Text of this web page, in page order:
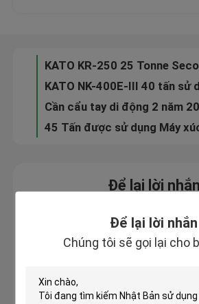
Để lại lời nhắn
Chúng tôi sẽ gọi lại cho
Kiểm soát chất lượng
Liên hệ chúng tôi
Crawler Bulldozer đã qua sử dụng
Xe ủi đất đã qua sử dụng CAT
Để lại lời nhắn